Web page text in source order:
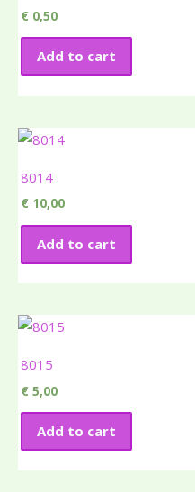
€ 0,50
Add to cart
8014
€ 10,00
Add to cart
8015
€ 5,00
Add to cart